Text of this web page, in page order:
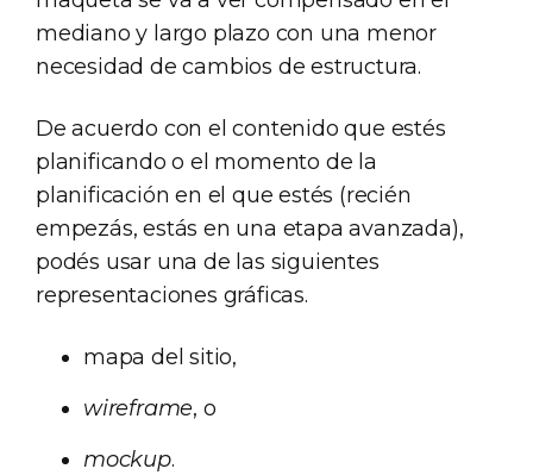
mediano y largo plazo con una menor
necesidad de cambios de estructura.
De acuerdo con el contenido que estés
planificando o el momento de la
planificación en el que estés (recién
empezás, estás en una etapa avanzada),
podés usar una de las siguientes
representaciones gráficas.
mapa del sitio,
wireframe, o
mockup.